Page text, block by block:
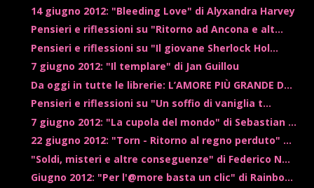
14 giugno 2012: "Bleeding Love" di Alyxandra Harvey
Pensieri e riflessioni su "Ritorno ad Ancona e alt...
Pensieri e riflessioni su "Il giovane Sherlock Hol...
7 giugno 2012: "Il templare" di Jan Guillou
Da oggi in tutte le librerie: L’AMORE PIÙ GRANDE D...
Pensieri e riflessioni su "Un soffio di vaniglia t...
7 giugno 2012: "La cupola del mondo" di Sebastian ...
22 giugno 2012: "Torn - Ritorno al regno perduto" ...
"Soldi, misteri e altre conseguenze" di Federico N...
Giugno 2012: "Per l'@more basta un clic" di Rainbo...